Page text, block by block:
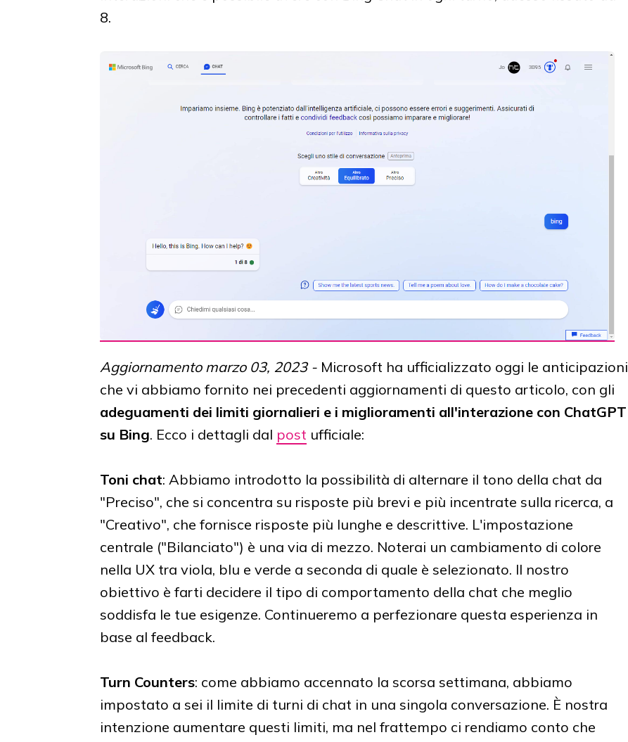
8.
Aggiornamento marzo 03, 2023 - Microsoft ha ufficializzato oggi le anticipazioni
che vi abbiamo fornito nei precedenti aggiornamenti di questo articolo, con gli
adeguamenti dei limiti giornalieri e i miglioramenti all'interazione con ChatGPT
su Bing. Ecco i dettagli dal post ufficiale:
Toni chat: Abbiamo introdotto la possibilità di alternare il tono della chat da
"Preciso", che si concentra su risposte più brevi e più incentrate sulla ricerca, a
"Creativo", che fornisce risposte più lunghe e descrittive. L'impostazione
centrale ("Bilanciato") è una via di mezzo. Noterai un cambiamento di colore
nella UX tra viola, blu e verde a seconda di quale è selezionato. Il nostro
obiettivo è farti decidere il tipo di comportamento della chat che meglio
soddisfa le tue esigenze. Continueremo a perfezionare questa esperienza in
base al feedback.
Turn Counters: come abbiamo accennato la scorsa settimana, abbiamo
impostato a sei il limite di turni di chat in una singola conversazione. È nostra
intenzione aumentare questi limiti, ma nel frattempo ci rendiamo conto che